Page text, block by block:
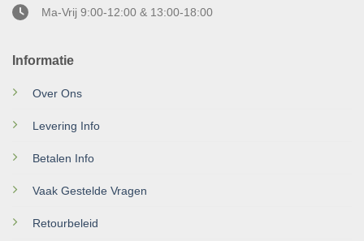
Informatie
Over Ons
Levering Info
Betalen Info
Vaak Gestelde Vragen
Retourbeleid
Ma-Vrij 9:00-12:00 & 13:00-18:00